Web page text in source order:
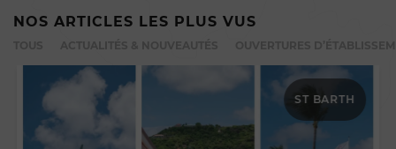
NOS ARTICLES LES PLUS VUS
ST BARTH